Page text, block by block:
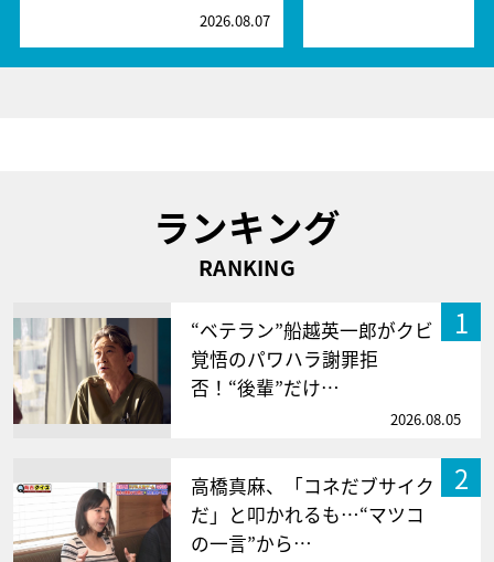
2026.08.07
ランキング
RANKING
1
“ベテラン”船越英一郎がクビ
覚悟のパワハラ謝罪拒
否！“後輩”だけ…
2026.08.05
2
高橋真麻、「コネだブサイク
だ」と叩かれるも…“マツコ
の一言”から…